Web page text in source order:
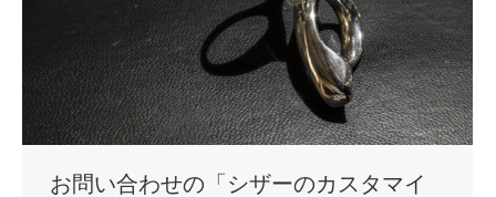
お問い合わせの「シザーのカスタマイ